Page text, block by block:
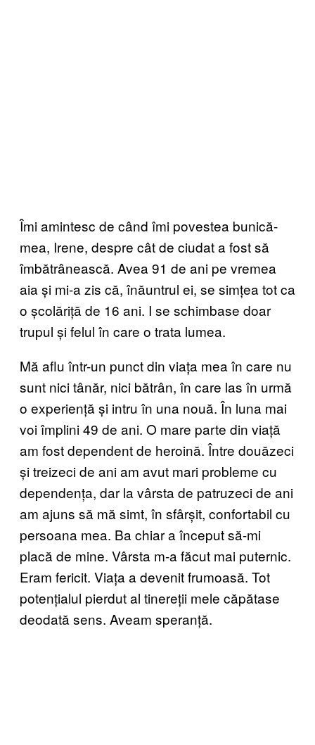
Îmi amintesc de când îmi povestea bunică-
mea, Irene, despre cât de ciudat a fost să
îmbătrânească. Avea 91 de ani pe vremea
aia și mi-a zis că, înăuntrul ei, se simțea tot ca
o școlăriță de 16 ani. I se schimbase doar
trupul și felul în care o trata lumea.
Mă aflu într-un punct din viața mea în care nu
sunt nici tânăr, nici bătrân, în care las în urmă
o experiență și intru în una nouă. În luna mai
voi împlini 49 de ani. O mare parte din viață
am fost dependent de heroină. Între douăzeci
și treizeci de ani am avut mari probleme cu
dependența, dar la vârsta de patruzeci de ani
am ajuns să mă simt, în sfârșit, confortabil cu
persoana mea. Ba chiar a început să-mi
placă de mine. Vârsta m-a făcut mai puternic.
Eram fericit. Viața a devenit frumoasă. Tot
potențialul pierdut al tinereții mele căpătase
deodată sens. Aveam speranță.